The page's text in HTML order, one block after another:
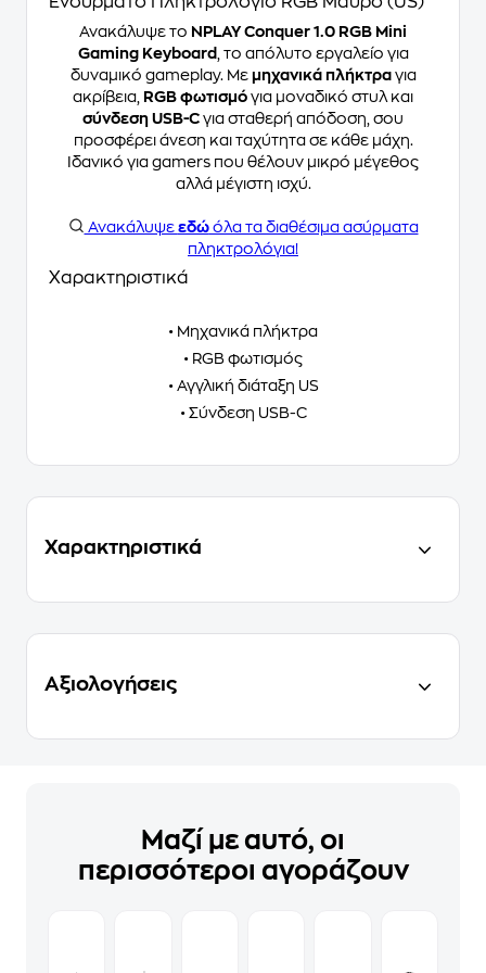
Ανακάλυψε το NPLAY Conquer 1.0 RGB Mini
Gaming Keyboard , το απόλυτο εργαλείο για
δυναμικό gameplay. Με μηχανικά πλήκτραγια
ακρίβεια,
RGB φωτισμό για μοναδικό στυλ και
σύνδεση USB-C για σταθερή απόδοση, σου
προσφέρει άνεση και ταχύτητα σε κάθε μάχη.
Ιδανικό για gamers που θέλουν μικρό μέγεθος
αλλά μέγιστη ισχύ.
Ανακάλυψε εδώόλα τα διαθέσιμα ασύρματα
πληκτρολόγια!
Χαρακτηριστικά
• Μηχανικά πλήκτρα
• RGB φωτισμός
• Αγγλική διάταξη US
• Σύνδεση USB-C
Χαρακτηριστικά
Αξιολογήσεις
Μαζί με αυτό, οι
περισσότεροι αγοράζουν